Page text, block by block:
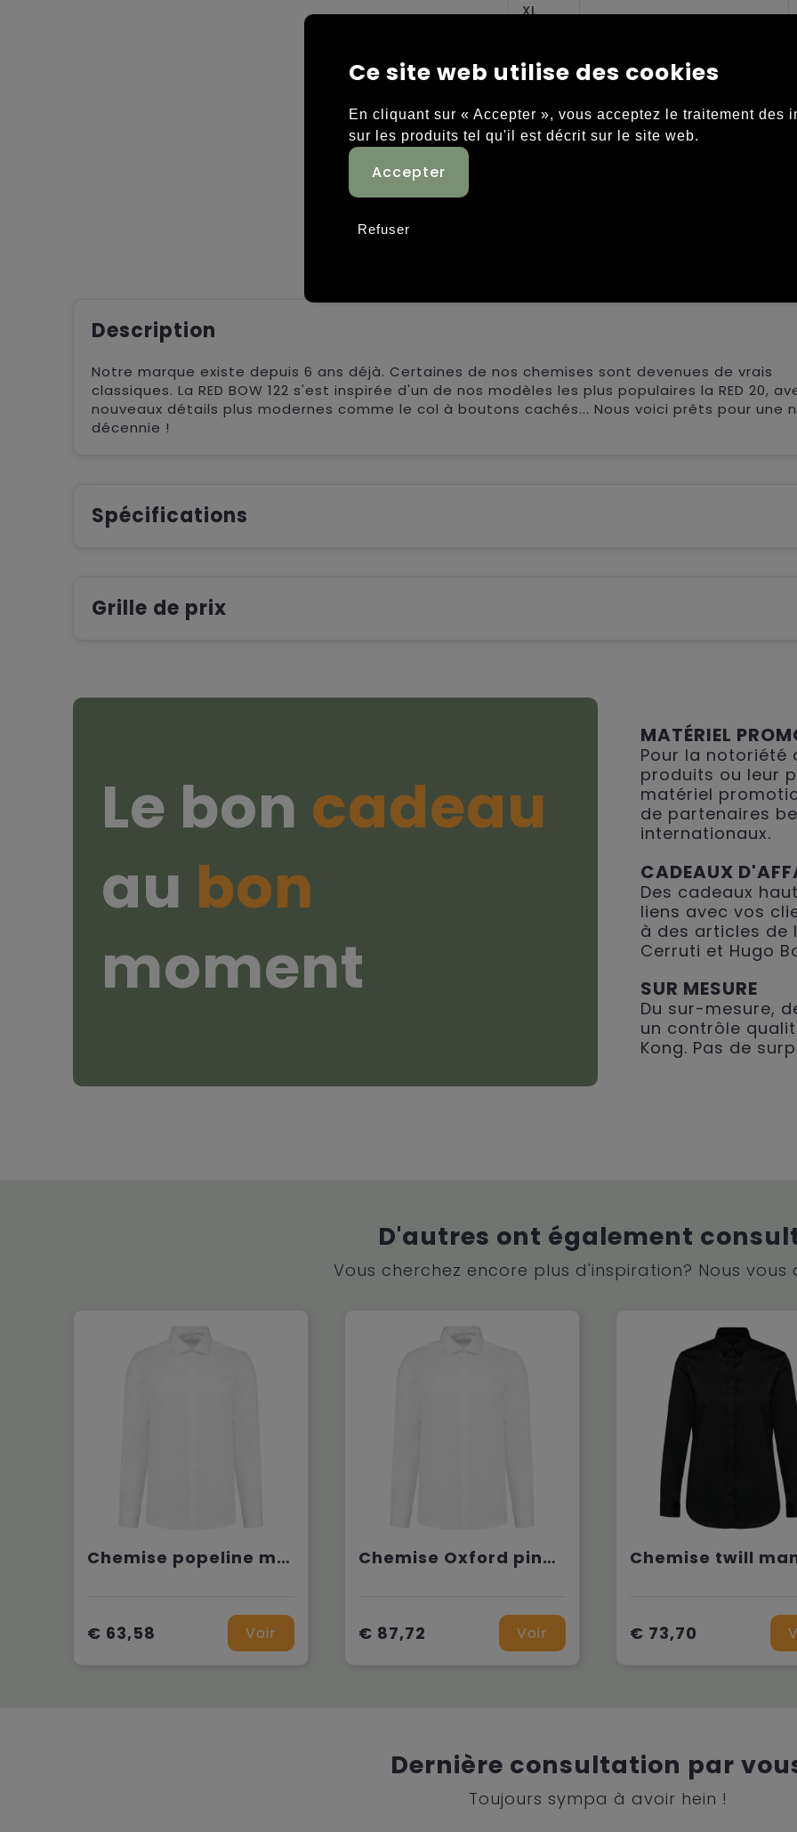
XL
XXL
3XL
Description
Notre marque existe depuis 6 ans déjà. Certaines de nos chemises sont devenues de vrais
classiques. La RED BOW 122 s'est inspirée d'un de nos modèles les plus populaires la RED 20,
nouveaux détails plus modernes comme le col à boutons cachés... Nous voici prêts pour une
décennie !
Spécifications
Grille de prix
Le bon cadeau
au bon
moment
MATÉRIEL
Pour la notoriété
produits ou leur
matériel
de partenaires
internationaux.
CADEAUX
Des cadeaux
liens avec vos
à des articles de
Cerruti et Hugo
SUR MESURE
Du sur-mesure,
un contrôle
Kong. Pas de
D'autres ont également
Vous cherchez encore plus d'inspiration? Nous vous
Chemise popeline manches longues homme
€ 63,58 Voir
Chemise Oxford pinpoint manches longues homme
€ 87,72 Voir € 73,70
Dernière consultation par
Toujours sympa à avoir hein !
Ce site web utilise des cookies
En cliquant sur « Accepter », vous acceptez le traitement des
sur les produits tel qu'il est décrit sur le site web.
Refuser